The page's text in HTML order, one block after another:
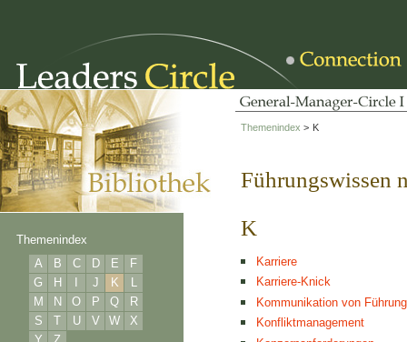
Themenindex
A
B C D E
F
G
H I J K
L
M
N O P Q
R
S
T U V W
X
Y
Z
Themenindex > K
Führungswissen
K
Karriere
Karriere-Knick
Kommunikation von
Konfliktmanagement